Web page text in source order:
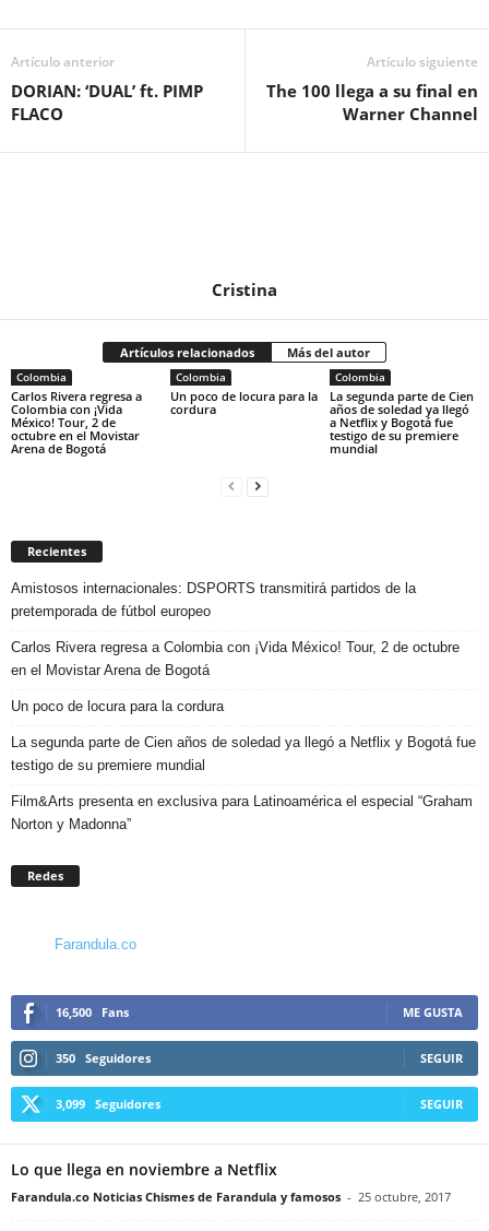
Artículo anterior
DORIAN: ‘DUAL’ ft. PIMP
FLACO
Artículo siguiente
The 100 llega a su final en
Warner Channel
Cristina
Artículos relacionados Más del autor
Colombia
Carlos Rivera regresa a
Colombia con ¡Vida
México! Tour, 2 de
octubre en el Movistar
Arena de Bogotá
Colombia
Un poco de locura para la
cordura
Colombia
La segunda parte de Cien
años de soledad ya llegó
a Netflix y Bogotá fue
testigo de su premiere
mundial
Recientes
Amistosos internacionales: DSPORTS transmitirá partidos de la
pretemporada de fútbol europeo
Carlos Rivera regresa a Colombia con ¡Vida México! Tour, 2 de octubre
en el Movistar Arena de Bogotá
Un poco de locura para la cordura
La segunda parte de Cien años de soledad ya llegó a Netflix y Bogotá fue
testigo de su premiere mundial
Film&Arts presenta en exclusiva para Latinoamérica el especial “Graham
Norton y Madonna”
Redes
Farandula.co
16,500 Fans ME GUSTA
350 Seguidores SEGUIR
3,099 Seguidores SEGUIR
Lo que llega en noviembre a Netflix
Farandula.co Noticias Chismes de Farandula y famosos - 25 octubre, 2017